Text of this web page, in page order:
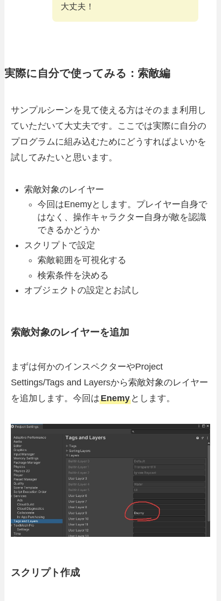
大丈夫！
実際に自分で使ってみる：索敵編
サンプルシーンを見て使える方はそのまま利用し
ていただいて大丈夫です。ここでは実際に自分の
プログラムに組み込むためにどうすればよいかを
試してみたいと思います。
索敵対象のレイヤー
今回はEnemyとします。プレイヤー自身で
はなく、操作キャラクター自身が敵を認識
できるかどうか
スクリプトで設定
索敵範囲を可視化する
検索条件を決める
オブジェクトの設定とお試し
索敵対象のレイヤーを追加
まずは何かのインスペクターやProject
Settings/Tags and Layersから索敵対象のレイヤー
を追加します。今回はEnemy とします。
スクリプト作成